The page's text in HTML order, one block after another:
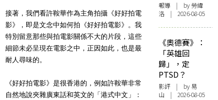
接著，我們看許鞍華作為主角拍攝《好好拍電
影》，即是文念中如何拍《好好拍電影》。我
特別留意那些與拍電影關係不大的片段，這些
細節未必呈現在電影之中，正因如此，也是最
耐人尋味的。
《好好拍電影》是很香港的，例如許鞍華非常
自然地說夾雜廣東話和英文的「港式中文」：
報導 | by 勞緯
洛 | 2026-08-05
《奧德賽》：
「英雄回
歸」，定
PTSD？
影評 | by 易
山 | 2026-08-05